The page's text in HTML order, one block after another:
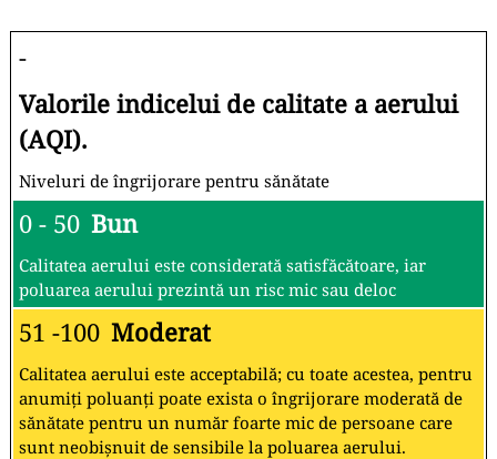
-
Valorile indicelui de calitate a aerului
(AQI).
Niveluri de îngrijorare pentru sănătate
0 - 50 Bun
Calitatea aerului este considerată satisfăcătoare, iar
poluarea aerului prezintă un risc mic sau deloc
51 -100 Moderat
Calitatea aerului este acceptabilă; cu toate acestea, pentru
anumiți poluanți poate exista o îngrijorare moderată de
sănătate pentru un număr foarte mic de persoane care
sunt neobișnuit de sensibile la poluarea aerului.